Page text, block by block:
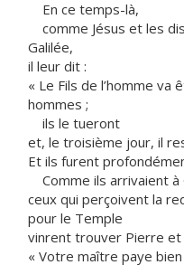
En ce temps-là,
comme Jésus et les
Galilée,
il leur dit :
« Le Fils de l’homme va
hommes ;
ils le tueront
et, le troisième jour, il
Et ils furent
Comme ils arrivaient à
ceux qui perçoivent la
pour le Temple
vinrent trouver Pierre et
« Votre maître paye